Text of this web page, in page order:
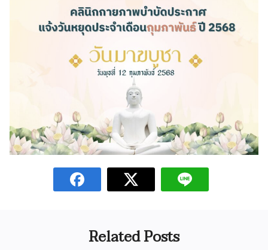
Related Posts